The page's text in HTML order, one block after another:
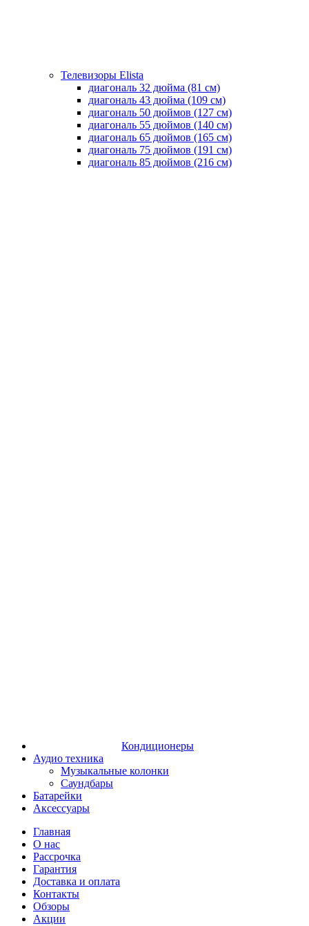
Телевизоры Elista
диагональ 32 дюйма (81 см)
диагональ 43 дюйма (109 см)
диагональ 50 дюймов (127 см)
диагональ 55 дюймов (140 cм)
диагональ 65 дюймов (165 cм)
диагональ 75 дюймов (191 см)
диагональ 85 дюймов (216 см)
Кондиционеры
Аудио техника
Музыкальные колонки
Саундбары
Батарейки
Аксессуары
Главная
О нас
Рассрочка
Гарантия
Доставка и оплата
Контакты
Обзоры
Акции